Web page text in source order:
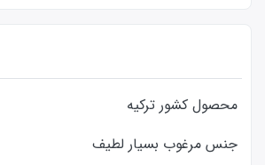
محصول کشور ترکیه
جنس مرغوب بسیار لطیف